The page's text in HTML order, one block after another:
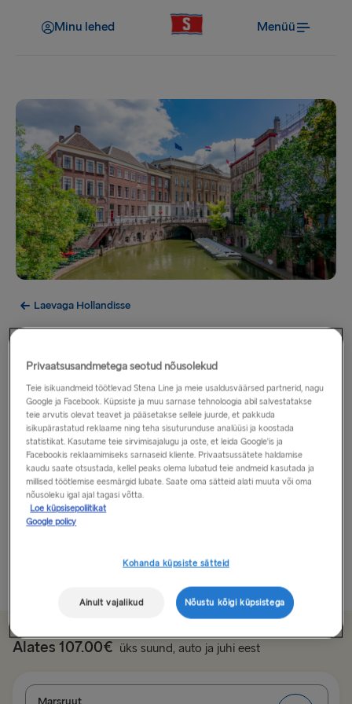
Minu lehed Menüü
Laevaga Hollandisse
Utrecht
Oma rikkaliku ajaloo ja dünaamilise oleviku
kombinatsiooniga on Utrecht külastamiseks eriti
huvitav linn, kus on suurim kultuuriväärtuste tihedus,
kesksed ostukohad, suurim keskaegne kesklinn ja
Hollandi parim ülikool.
Tänu paljudele festivalidele, üritustele ja lavadele leidub
Alates 107.00€ üks suund, auto ja juhi eest
Marsruut
Privaatsusandmetega seotud nõusolekud
Teie isikuandmeid töötlevad Stena Line ja meie usaldusväärsed partnerid, nagu
Google ja Facebook. Küpsiste ja muu sarnase tehnoloogia abil salvestatakse
teie arvutis olevat teavet ja pääsetakse sellele juurde, et pakkuda
isikupärastatud reklaame ning teha sisuturunduse analüüsi ja koostada
statistikat. Kasutame teie sirvimisajalugu ja oste, et leida Google'is ja
Facebookis reklaamimiseks sarnaseid kliente. Privaatsussätete haldamise
kaudu saate otsustada, kellel peaks olema lubatud teie andmeid kasutada ja
millised töötlemise eesmärgid lubate. Saate oma sätteid alati muuta või oma
nõusoleku igal ajal tagasi võtta.
Loe küpsisepoliitikat
Google policy
Kohanda küpsiste sätteid
Ainult vajalikud Nõustu kõigi küpsistega